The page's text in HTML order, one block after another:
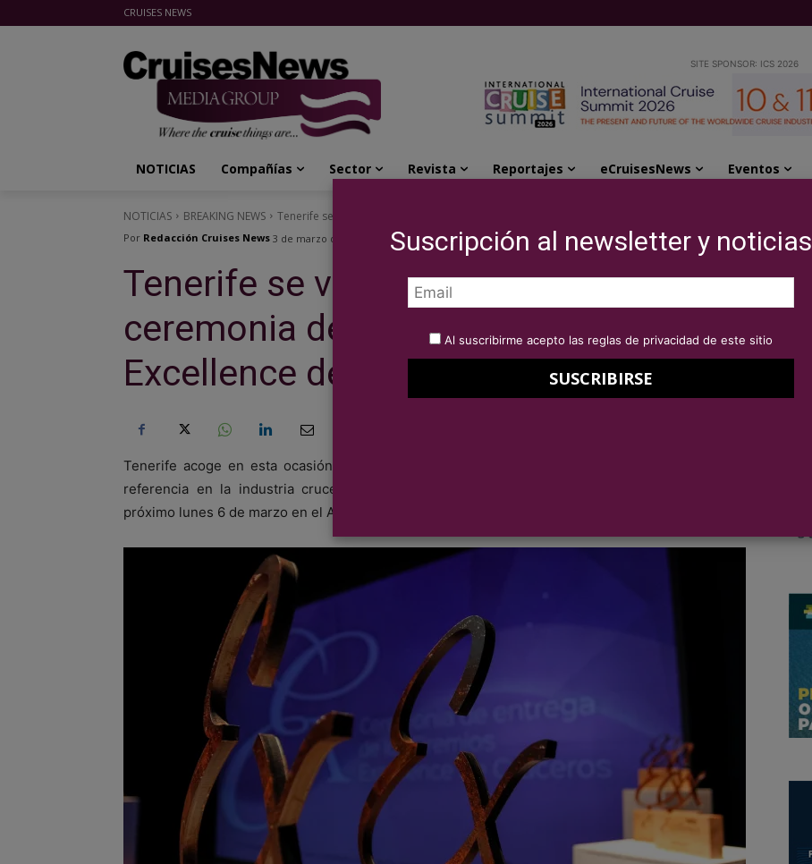
CRUISES NEWS
SITE SPONSOR: ICS 2026
NOTICIAS Compañías Sector Revista Reportajes eCruisesNews Eventos
NOTICIAS BREAKING NEWS Tenerife se viste de gala en la ceremonia de entrega de los...
Por Redacción Cruises News 3 de marzo de 2023
Tenerife se viste de gala en la
ceremonia de entrega de los Premios
Excellence de Cruceros
Tenerife acoge en esta ocasión a los prestigiosos Premios Excellence de Cruceros, toda una
referencia en la industria crucerística internacional, en una celebración que tendrá lugar el
próximo lunes 6 de marzo en el Auditorio de Tenerife, a través de una gran gala de entrega.
Suscripción al newsletter y noticias
Al suscribirme acepto las reglas de privacidad de este sitio